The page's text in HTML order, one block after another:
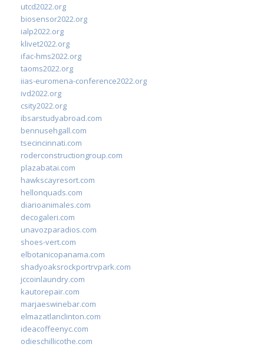
utcd2022.org
biosensor2022.org
ialp2022.org
klivet2022.org
ifac-hms2022.org
taoms2022.org
iias-euromena-conference2022.org
ivd2022.org
csity2022.org
ibsarstudyabroad.com
bennusehgall.com
tsecincinnati.com
roderconstructiongroup.com
plazabatai.com
hawkscayresort.com
hellonquads.com
diarioanimales.com
decogaleri.com
unavozparadios.com
shoes-vert.com
elbotanicopanama.com
shadyoaksrockportrvpark.com
jccoinlaundry.com
kautorepair.com
marjaeswinebar.com
elmazatlanclinton.com
ideacoffeenyc.com
odieschillicothe.com